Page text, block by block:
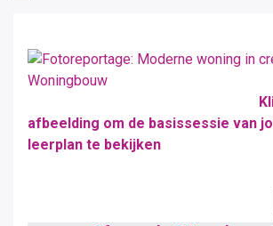
Klik
afbeelding om de basissessie van
leerplan te bekijken